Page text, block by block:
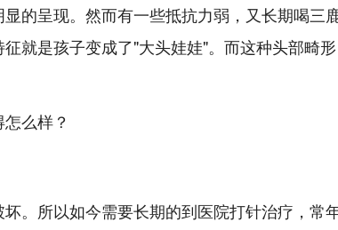
的呈现。然而有一些抵抗力弱，又长期喝三
就是孩子变成了"大头娃娃"。而这种头部畸
。所以如今需要长期的到医院打针治疗，常